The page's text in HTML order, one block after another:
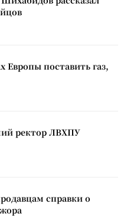
Европы поставить газ,
ректор ЛВХПУ
справки о